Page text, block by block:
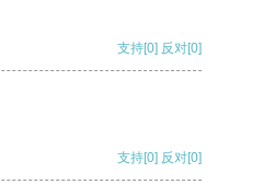
支持[0] 反对[0]
支持[0] 反对[0]